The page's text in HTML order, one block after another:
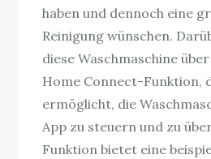
haben und dennoch eine
Reinigung wünschen.
diese Waschmaschine
Home Connect-Funktion,
ermöglicht, die
App zu steuern und zu
Funktion bietet eine